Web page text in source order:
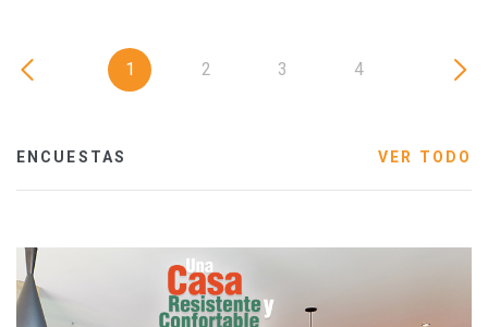
1 2 3 4
ENCUESTAS VER TODO